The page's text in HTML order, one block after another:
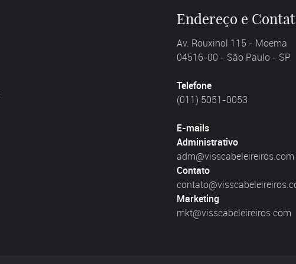
Endereço e
Av. Rouxinol 115 - Moema
04516-00 - São Paulo - SP
Telefone
(011) 5051-0053
E-mails
Administrativo
adm@visscabeleireiros.com
Contato
Marketing
mkt@visscabeleireiros.com